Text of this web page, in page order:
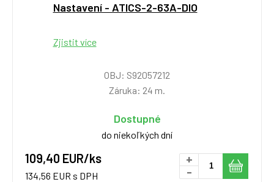
Nastavení - ATICS-2-63A-DIO
Zjistit více
OBJ: S92057212
Záruka: 24 m.
Dostupné
do niekoľkých dní
109,40 EUR/ks
134,56 EUR s DPH
+
-